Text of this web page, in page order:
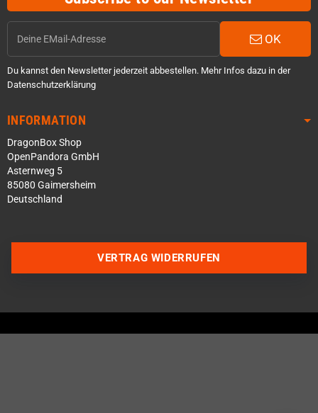
OK
Du kannst den Newsletter jederzeit abbestellen. Mehr Infos dazu in der
Datenschutzerklärung
INFORMATION
DragonBox Shop
OpenPandora GmbH
Asternweg 5
85080 Gaimersheim
Deutschland
Über WhatsApp schreiben
VERTRAG WIDERRUFEN